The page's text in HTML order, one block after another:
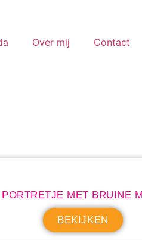
Over mij Contact
PORTRETJE MET BRUINE
BEKIJKEN